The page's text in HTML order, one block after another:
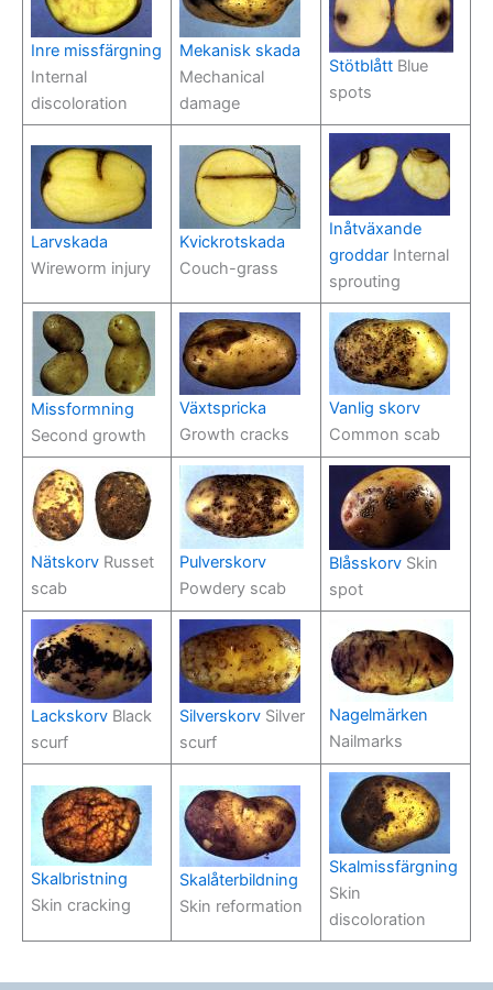
Inre missfärgning
Internal
discoloration
Mekanisk skada
Mechanical
damage
Stötblått Blue
spots
Larvskada
Wireworm injury
Kvickrotskada
Couch-grass
Inåtväxande
groddar Internal
sprouting
Missformning
Second growth
Växtspricka
Growth cracks
Vanlig skorv
Common scab
Nätskorv Russet
scab
Pulverskorv
Powdery scab
Blåsskorv Skin
spot
Lackskorv Black
scurf
Silverskorv Silver
scurf
Nagelmärken
Nailmarks
Skalbristning
Skin cracking
Skalåterbildning
Skin reformation
Skalmissfärgning
Skin
discoloration